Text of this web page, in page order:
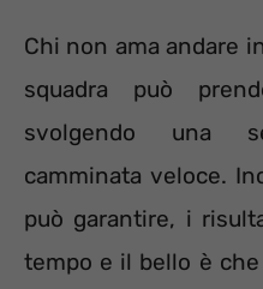
Chi non ama andare
squadra può
svolgendo una
camminata veloce.
può garantire, i
tempo e il bello è